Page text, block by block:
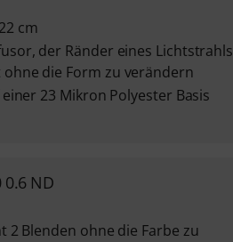
cm
der Ränder eines Lichtstrahls
die Form zu verändern
23 Mikron Polyester Basis
0.6 ND
2 Blenden ohne die Farbe zu